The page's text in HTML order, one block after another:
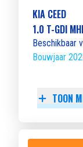
KIA CEED
1.0 T-GDI
Beschikbaar
Bouwjaar
TOON